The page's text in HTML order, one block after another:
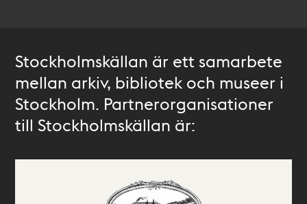
Stockholmskällan är ett samarbete
mellan arkiv, bibliotek och museer i
Stockholm. Partnerorganisationer
till Stockholmskällan är: